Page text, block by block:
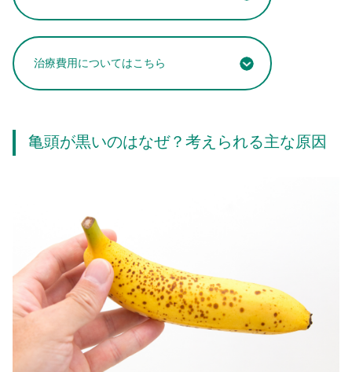
治療費用についてはこちら
亀頭が黒いのはなぜ？考えられる主な原因